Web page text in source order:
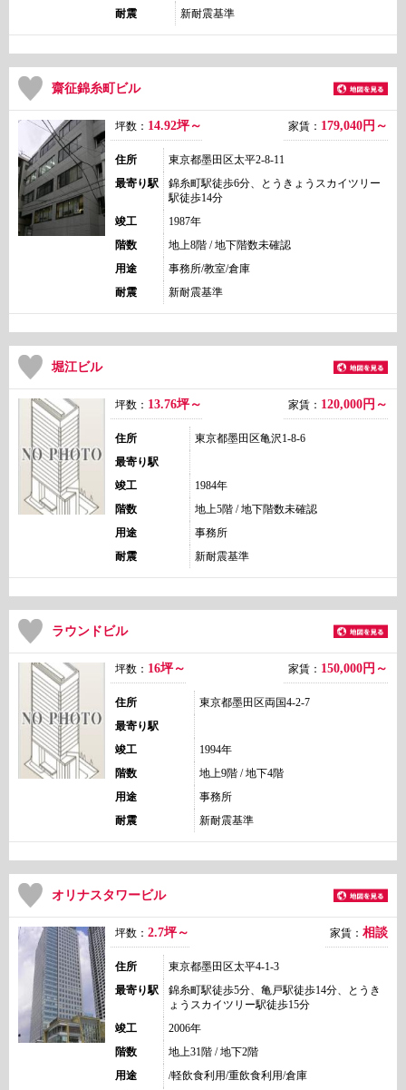
耐震 新耐震基準
齋征錦糸町ビル
坪数： 14.92坪～ 家賃： 179,040 円～
住所
東京都墨田区太平2-8-11
最寄り駅
錦糸町駅徒歩6分、とうきょうスカイツリー
駅徒歩14分
竣工
1987年
階数
地上8階 / 地下階数未確認
用途
事務所/教室/倉庫
耐震
新耐震基準
堀江ビル
坪数： 13.76坪～ 家賃： 120,000 円～
住所
東京都墨田区亀沢1-8-6
最寄り駅
竣工
1984年
階数
地上5階 / 地下階数未確認
用途
事務所
耐震
新耐震基準
ラウンドビル
坪数： 16坪～ 家賃： 150,000 円～
住所
東京都墨田区両国4-2-7
最寄り駅
竣工
1994年
階数
地上9階 / 地下4階
用途
事務所
耐震
新耐震基準
オリナスタワービル
坪数： 2.7坪～ 家賃： 相談
住所
東京都墨田区太平4-1-3
最寄り駅
錦糸町駅徒歩5分、亀戸駅徒歩14分、とうき
ょうスカイツリー駅徒歩15分
竣工
2006年
階数
地上31階 / 地下2階
用途
/軽飲食利用/重飲食利用/倉庫